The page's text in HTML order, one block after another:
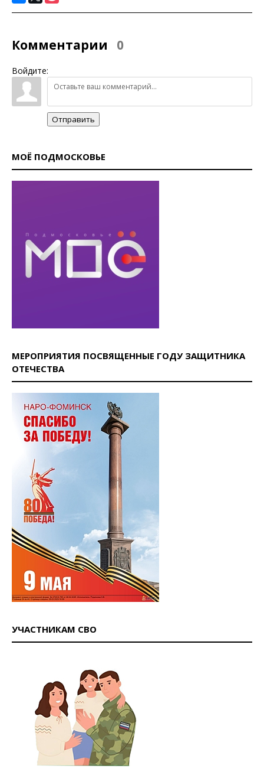
Комментарии 0
Войдите:
Отправить
МОЁ ПОДМОСКОВЬЕ
МЕРОПРИЯТИЯ ПОСВЯЩЕННЫЕ ГОДУ ЗАЩИТНИКА
ОТЕЧЕСТВА
УЧАСТНИКАМ СВО